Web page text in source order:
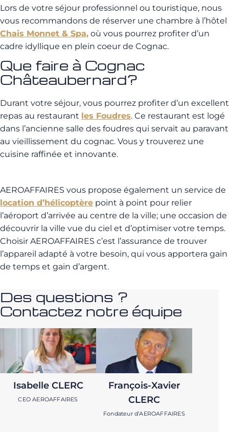
Lors de votre séjour professionnel ou touristique, nous
vous recommandons de réserver une chambre à l’hôtel
Chais Monnet & Spa, où vous pourrez profiter d’un
cadre idyllique en plein coeur de Cognac.
Que faire à Cognac
Châteaubernard?
Durant votre séjour, vous pourrez profiter d’un excellent
repas au restaurant les Foudres. Ce restaurant est logé
dans l’ancienne salle des foudres qui servait au paravant
au vieillissement du cognac. Vous y trouverez une
cuisine raffinée et innovante.
AEROAFFAIRES vous propose également un service de
location d’hélicoptère point à point pour relier
l’aéroport d’arrivée au centre de la ville; une occasion de
découvrir la ville vue du ciel et d’optimiser votre temps.
Choisir AEROAFFAIRES c’est l’assurance de trouver
l’appareil adapté à votre besoin, qui vous apportera gain
de temps et gain d’argent.
Des questions ?
Contactez notre équipe
Isabelle CLERC
CEO AEROAFFAIRES
François-Xavier
CLERC
Fondateur d’AEROAFFAIRES